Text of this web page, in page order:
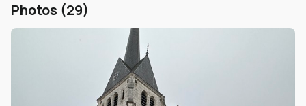
Photos (29)